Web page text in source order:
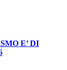
E’ DI